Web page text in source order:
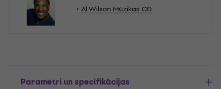
Al Wilson Mūzikas CD
Parametri un specifikācijas